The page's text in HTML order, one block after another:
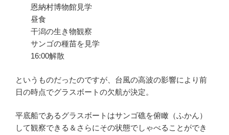
恩納村博物館見学
昼食
干潟の生き物観察
サンゴの種苗を見学
16:00解散
というものだったのですが、台風の高波の影響により前
日の時点でグラスボートの欠航が決定。
平底船であるグラスボートはサンゴ礁を俯瞰（ふかん）
して観察できる＆さらにその状態でしゃべることができ